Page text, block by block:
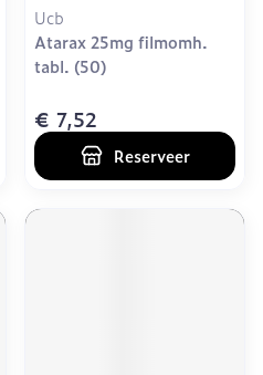
Ucb
Atarax 25mg filmomh.
tabl. (50)
€ 7,52
Reserveer